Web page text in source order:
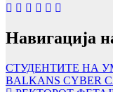
Навигација
СТУДЕНТИТЕ НА
BALKANS CYBER